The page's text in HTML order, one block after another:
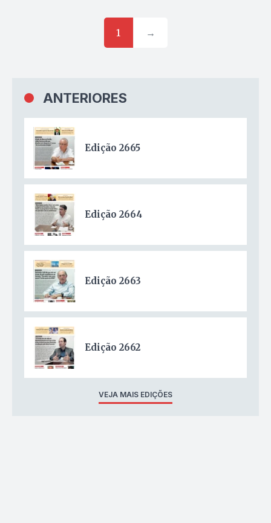
1 →
ANTERIORES
Edição 2665
Edição 2664
Edição 2663
Edição 2662
VEJA MAIS EDIÇÕES